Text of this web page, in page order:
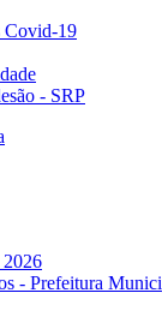
Covid-19
- SRP
2026